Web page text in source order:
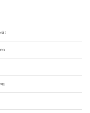
Preise für Käufe
der Bestellung